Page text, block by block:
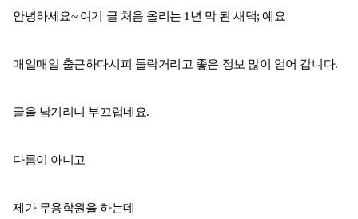
안녕하세요~ 여기 글 처음 올리는 1년 막 된 새댁; 예요
매일매일 출근하다시피 들락거리고 좋은 정보 많이 얻어 갑니다.
글을 남기려니 부끄럽네요.
다름이 아니고
제가 무용학원을 하는데